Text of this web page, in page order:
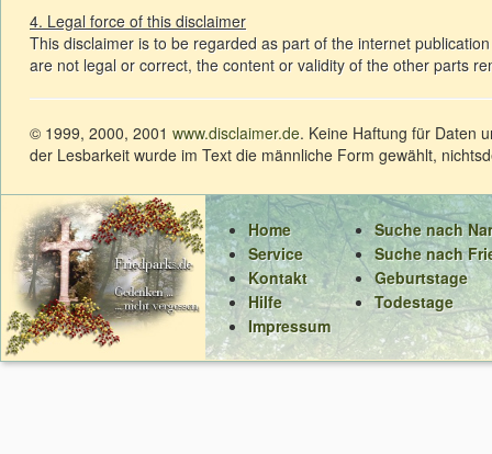
4. Legal force of this disclaimer
This disclaimer is to be regarded as part of the internet
are not legal or correct, the content or validity of the other parts
© 1999, 2000, 2001 www.disclaimer.de. Keine Haftung für Daten
der Lesbarkeit wurde im Text die männliche Form gewählt,
Home
Service
Kontakt
Hilfe
Impressum
Suche nach
Suche nach
Geburtstage
Todestage